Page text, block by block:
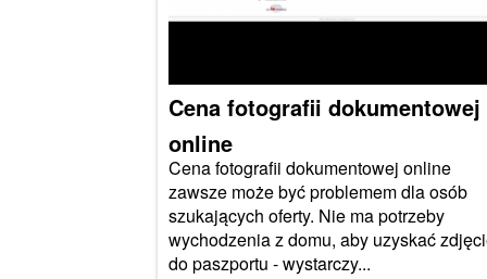
Cena fotografii dokumentowej
online
Cena fotografii dokumentowej online
zawsze może być problemem dla osób
szukających oferty. Nie ma potrzeby
wychodzenia z domu, aby uzyskać
do paszportu - wystarczy...